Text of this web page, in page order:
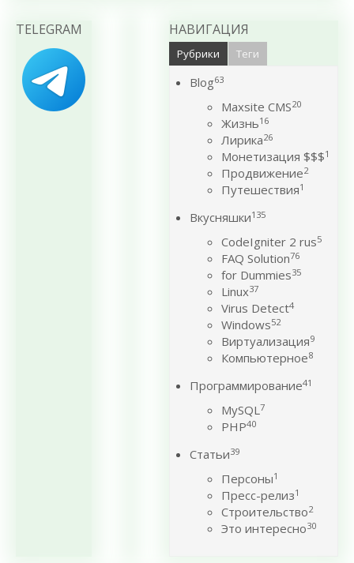
TELEGRAM НАВИГАЦИЯ
Рубрики Теги
Blog63
Maxsite CMS20
Жизнь16
Лирика26
Монетизация $$$1
Продвижение2
Путешествия1
Вкусняшки135
CodeIgniter 2 rus5
FAQ Solution76
for Dummies35
Linux37
Virus Detect4
Windows52
Виртуализация9
Компьютерное8
Программирование41
MySQL7
PHP40
Статьи39
Персоны1
Пресс-релиз1
Строительство2
Это интересно30